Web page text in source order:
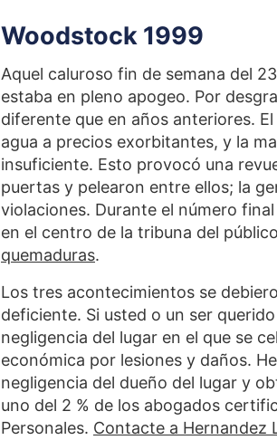
Woodstock 1999
Aquel caluroso fin de semana del
estaba en pleno apogeo. Por
diferente que en años anteriores.
agua a precios exorbitantes, y la
insuficiente. Esto provocó una
puertas y pelearon entre ellos; la
violaciones. Durante el número
en el centro de la tribuna del
quemaduras.
Los tres acontecimientos se
deficiente. Si usted o un ser
negligencia del lugar en el que se
económica por lesiones y daños.
negligencia del dueño del lugar y
uno del 2 % de los abogados
Personales. Contacte a Hernandez